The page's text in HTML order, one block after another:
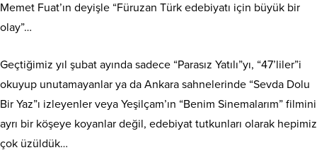
Memet Fuat’ın deyişle “Füruzan Türk edebiyatı için büyük bir
olay”…
Geçtiğimiz yıl şubat ayında sadece “Parasız Yatılı”yı, “47’liler”i
okuyup unutamayanlar ya da Ankara sahnelerinde “Sevda Dolu
Bir Yaz”ı izleyenler veya Yeşilçam’ın “Benim Sinemalarım” filmini
ayrı bir köşeye koyanlar değil, edebiyat tutkunları olarak hepimiz
çok üzüldük…